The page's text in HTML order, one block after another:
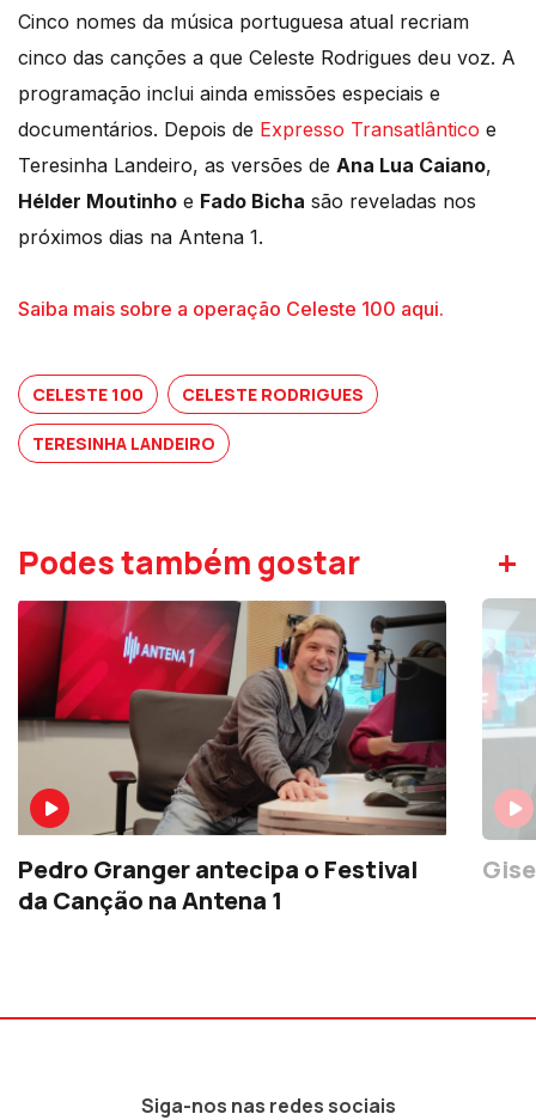
Cinco nomes da música portuguesa atual recriam
cinco das canções a que Celeste Rodrigues deu voz. A
programação inclui ainda emissões especiais e
documentários. Depois de Expresso Transatlântico e
Teresinha Landeiro, as versões de Ana Lua Caiano,
Hélder Moutinho e Fado Bicha são reveladas nos
próximos dias na Antena 1.
Saiba mais sobre a operação Celeste 100 aqui.
CELESTE 100 CELESTE RODRIGUES
TERESINHA LANDEIRO
Podes também gostar +
Pedro Granger antecipa o Festival
da Canção na Antena 1
Siga-nos nas redes sociais